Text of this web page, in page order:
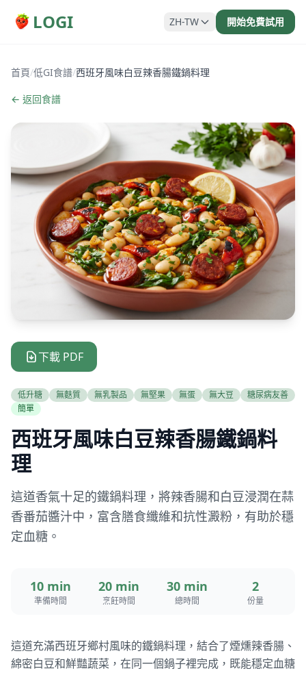
LOGI ZH-TW 開始免費試用
首頁/低GI食譜/西班牙風味白豆辣香腸鐵鍋料理
← 返回食譜
下載 PDF
低升糖 無麩質 無乳製品 無堅果 無蛋 無大豆
糖尿病友善
簡單
西班牙風味白豆辣香腸鐵鍋料
理
這道香氣十足的鐵鍋料理，將辣香腸和白豆浸潤在蒜
香番茄醬汁中，富含膳食纖維和抗性澱粉，有助於穩
定血糖。
10 min
準備時間
20 min
烹飪時間
30 min
總時間
2
份量
這道充滿西班牙鄉村風味的鐵鍋料理，結合了煙燻辣香腸、
綿密白豆和鮮豔蔬菜，在同一個鍋子裡完成，既能穩定血糖